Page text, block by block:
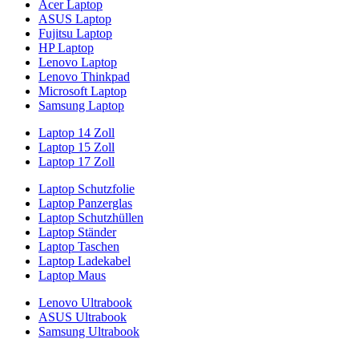
Acer Laptop
ASUS Laptop
Fujitsu Laptop
HP Laptop
Lenovo Laptop
Lenovo Thinkpad
Microsoft Laptop
Samsung Laptop
Laptop 14 Zoll
Laptop 15 Zoll
Laptop 17 Zoll
Laptop Schutzfolie
Laptop Panzerglas
Laptop Schutzhüllen
Laptop Ständer
Laptop Taschen
Laptop Ladekabel
Laptop Maus
Lenovo Ultrabook
ASUS Ultrabook
Samsung Ultrabook